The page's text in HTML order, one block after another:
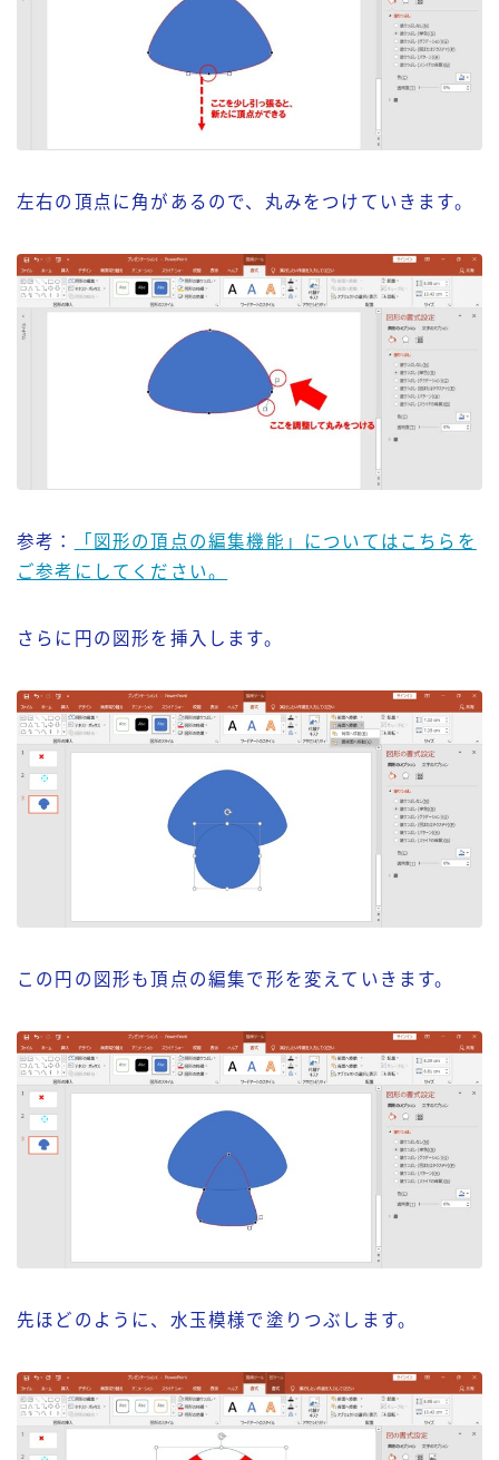
左右の頂点に角があるので、丸みをつけていきます。
参考：
「図形の頂点の編集機能」についてはこちらを
ご参考にしてください。
さらに円の図形を挿入します。
この円の図形も頂点の編集で形を変えていきます。
先ほどのように、水玉模様で塗りつぶします。